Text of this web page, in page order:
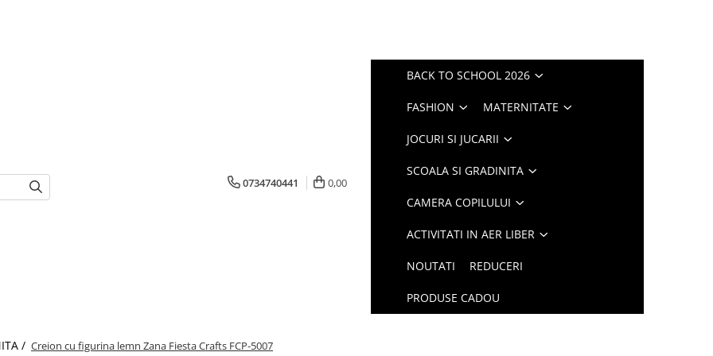
0734740441 0,00
BACK TO SCHOOL 2026
FASHION MATERNITATE
JOCURI SI JUCARII
SCOALA SI GRADINITA
CAMERA COPILULUI
ACTIVITATI IN AER LIBER
NOUTATI REDUCERI
PRODUSE CADOU
/ Creion cu figurina lemn Zana Fiesta Crafts FCP-5007